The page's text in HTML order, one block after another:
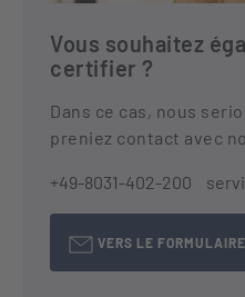
Vous souhaitez
certifier ?
Dans ce cas, nous
preniez contact avec
+49-8031-402-200
VERS LE